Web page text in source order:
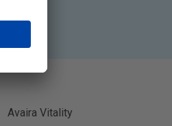
Avaira Vitality